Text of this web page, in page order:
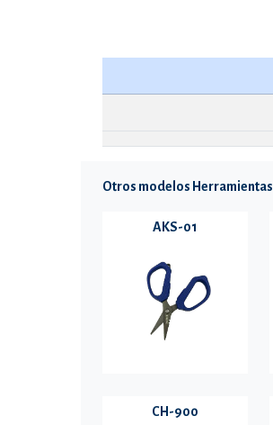
Otros modelos Herramientas
AKS-01
CH-900